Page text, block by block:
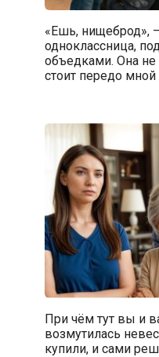
«Ешь, нищеброд»,
одноклассница,
объедками. Она
стоит передо мной
При чём тут вы и
возмутилась
купили, и сами